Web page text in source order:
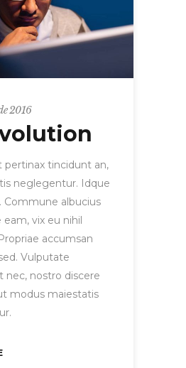
2016
pertinax tincidunt an,
neglegentur. Idque
Commune albucius
vix eu nihil
accumsan
Vulputate
nec, nostro discere
modus maiestatis